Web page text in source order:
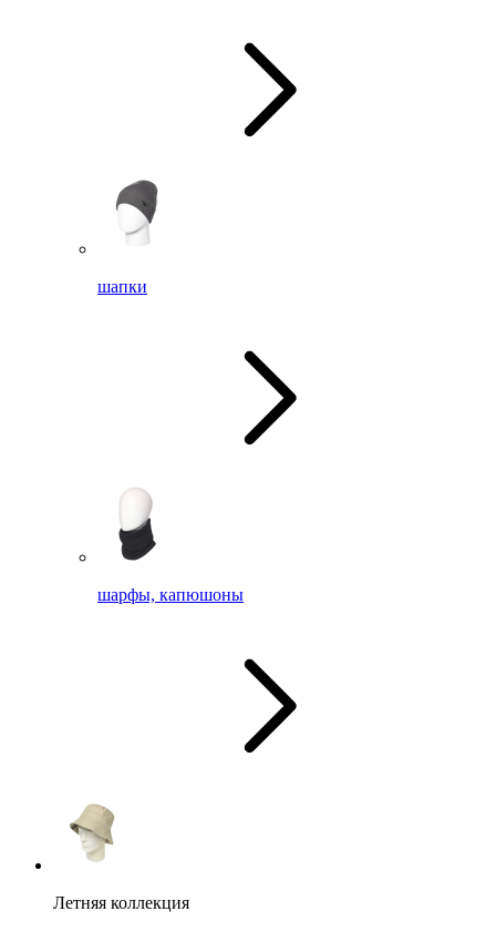
шапки
шарфы, капюшоны
Летняя коллекция